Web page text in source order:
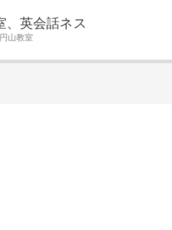
、英会話ネス
山教室